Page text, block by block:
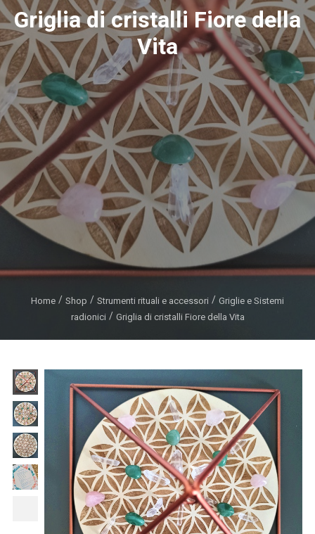
Griglia di cristalli Fiore della
Vita
Home Shop Strumenti rituali e accessori
Griglie e Sistemi
radionici
Griglia di cristalli Fiore della Vita